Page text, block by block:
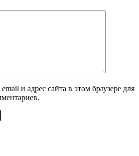
и адрес сайта в этом браузере для